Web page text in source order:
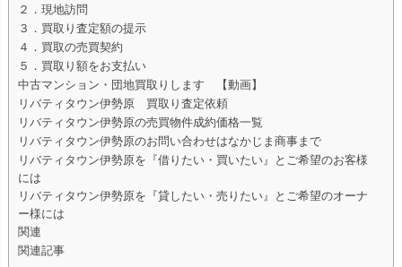
２．現地訪問
３．買取り査定額の提示
４．買取の売買契約
５．買取り額をお支払い
中古マンション・団地買取りします 【動画】
リバティタウン伊勢原 買取り査定依頼
リバティタウン伊勢原の売買物件成約価格一覧
リバティタウン伊勢原のお問い合わせはなかじま商事まで
リバティタウン伊勢原を『借りたい・買いたい』とご希望のお客様
には
リバティタウン伊勢原を『貸したい・売りたい』とご希望のオーナ
ー様には
関連
関連記事